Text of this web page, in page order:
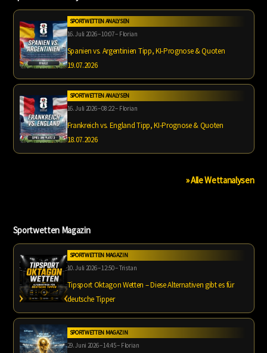
SPORTWETTEN ANALYSEN
16. Juli 2026 – 10:07 – Florian
Spanien vs. Argentinien Tipp, KI-Prognose & Quoten
19.07.2026
SPORTWETTEN ANALYSEN
16. Juli 2026 – 08:22 – Florian
Frankreich vs. England Tipp, KI-Prognose & Quoten
18.07.2026
» Alle Wettanalysen
Sportwetten Magazin
SPORTWETTEN MAGAZIN
10. Juli 2026 – 12:50 – Tristan
Tipsport Oktagon Wetten – Diese Alternativen gibt es für
deutsche Tipper
SPORTWETTEN MAGAZIN
29. Juni 2026 – 14:45 – Florian